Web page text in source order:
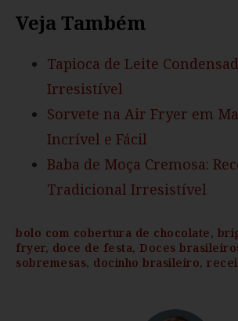
Veja Também
Tapioca de Leite
Irresistível
Sorvete na Air Fryer em
Incrível e Fácil
Baba de Moça Cremosa:
Tradicional Irresistível
bolo com cobertura de chocolate,
fryer, doce de festa, Doces
sobremesas, docinho brasileiro,